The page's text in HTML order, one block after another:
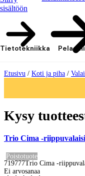
sisältöön
Tietotekniikka
Etusivu / Koti ja piha /
Kysy
Trio Cima -
Poistotuote
719777Trio Cima -
Ei arvosanaa